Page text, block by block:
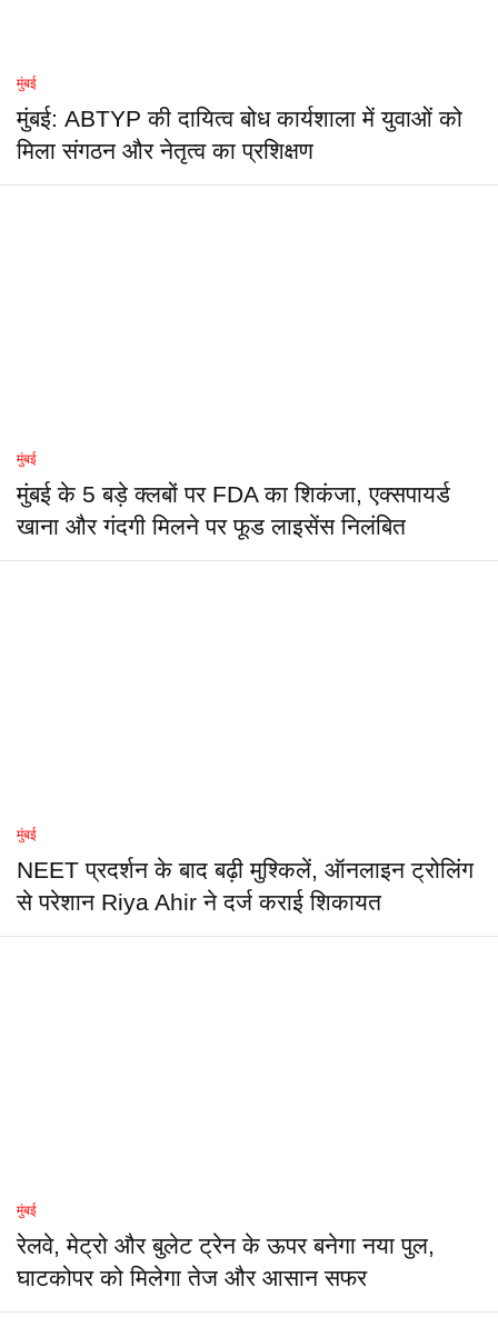
मुंबई
मुंबई: ABTYP की दायित्व बोध कार्यशाला में युवाओं को
मिला संगठन और नेतृत्व का प्रशिक्षण
मुंबई
मुंबई के 5 बड़े क्लबों पर FDA का शिकंजा, एक्सपायर्ड
खाना और गंदगी मिलने पर फूड लाइसेंस निलंबित
मुंबई
NEET प्रदर्शन के बाद बढ़ी मुश्किलें, ऑनलाइन ट्रोलिंग
से परेशान Riya Ahir ने दर्ज कराई शिकायत
मुंबई
रेलवे, मेट्रो और बुलेट ट्रेन के ऊपर बनेगा नया पुल,
घाटकोपर को मिलेगा तेज और आसान सफर